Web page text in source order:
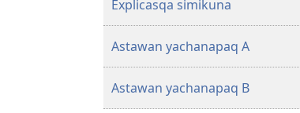
Explicasqa simikuna
Astawan yachanapaq A
Astawan yachanapaq B